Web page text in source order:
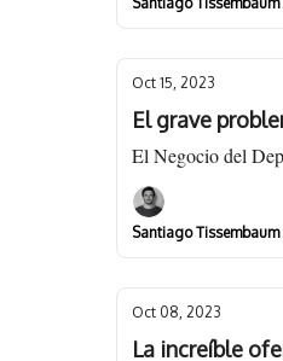
Oct 15, 2023
El grave
El Negocio del
Santiago Tissembaum
Oct 08, 2023
La increíble